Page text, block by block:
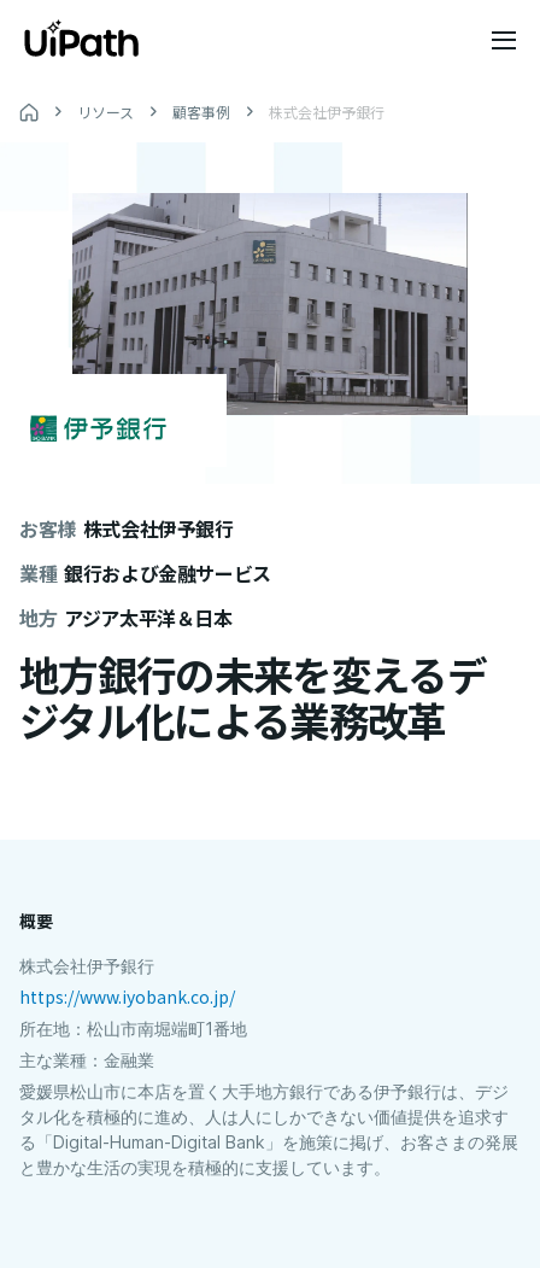
リソース 顧客事例 株式会社伊予銀行
お客様 株式会社伊予銀行
業種 銀行および金融サービス
地方 アジア太平洋＆日本
地方銀行の未来を変えるデ
ジタル化による業務改革
概要
株式会社伊予銀行
https://www.iyobank.co.jp/
所在地：松山市南堀端町1番地
主な業種：金融業
愛媛県松山市に本店を置く大手地方銀行である伊予銀行は、デジ
タル化を積極的に進め、人は人にしかできない価値提供を追求す
る「Digital-Human-Digital Bank」を施策に掲げ、お客さまの発展
と豊かな生活の実現を積極的に支援しています。